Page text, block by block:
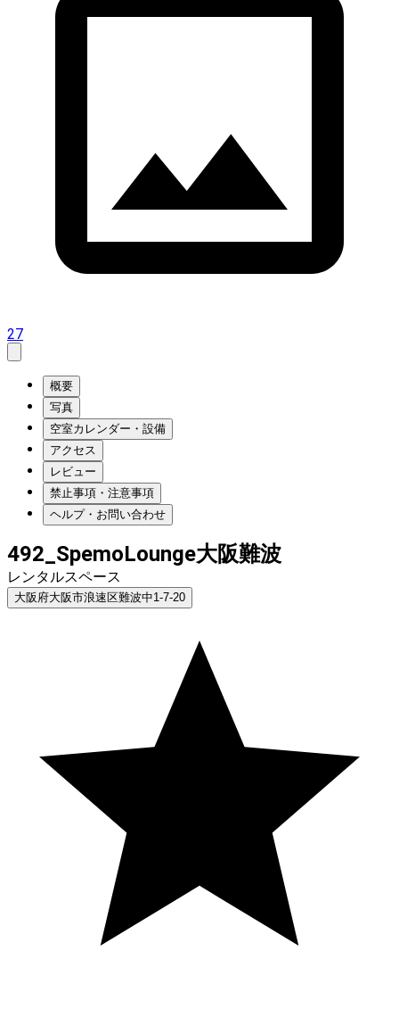
27
概要
写真
空室カレンダー・設備
アクセス
レビュー
禁止事項・注意事項
ヘルプ・お問い合わせ
492_SpemoLounge大阪難波
レンタルスペース
大阪府大阪市浪速区難波中1-7-20